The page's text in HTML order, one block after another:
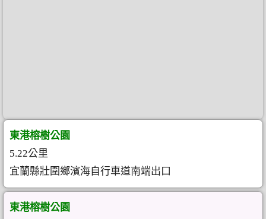
東港榕樹公園
5.22公里
宜蘭縣壯圍鄉濱海自行車道南端出口
東港榕樹公園